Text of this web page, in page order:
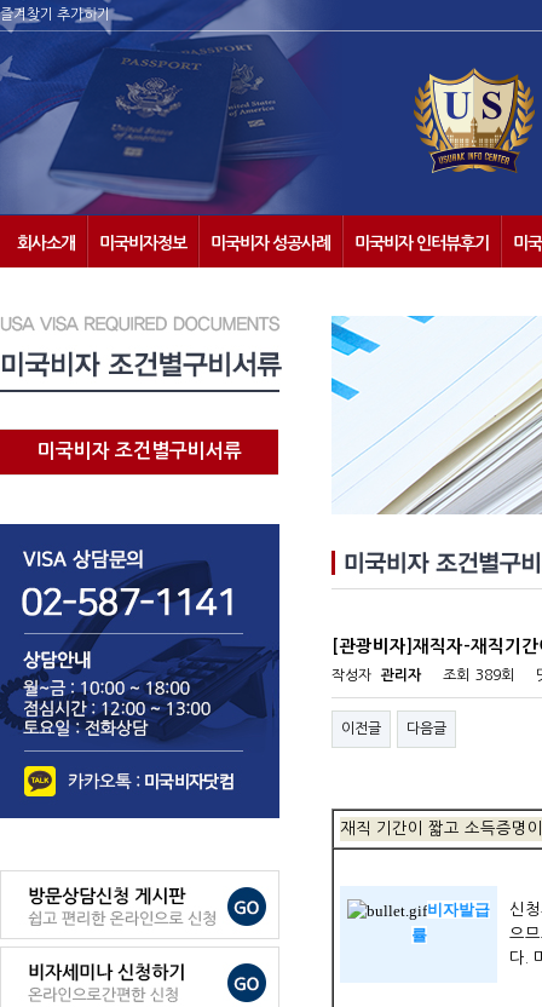
즐겨찾기 추가하기
회사소개 미국비자정보 미국비자 성공사례 미국비자 인터뷰후기 미
미국비자 조건별구비서류
[관광비자]재직자-재직기
작성자 관리자 조회 389회
이전글 다음글
재직 기간이 짧고 소득증명
비자발급
률
신
으
다.